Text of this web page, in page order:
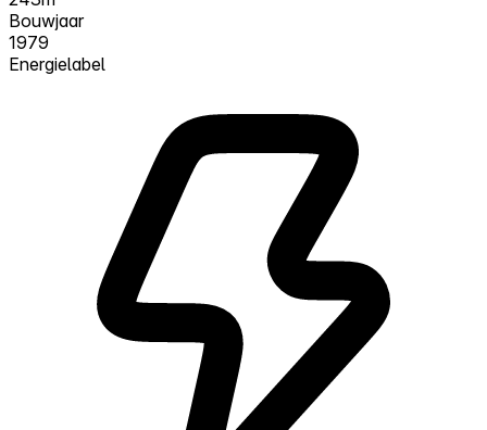
Bouwjaar
1979
Energielabel